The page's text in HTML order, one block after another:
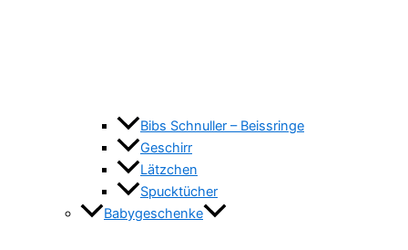
Bibs Schnuller – Beissringe
Geschirr
Lätzchen
Spucktücher
Babygeschenke